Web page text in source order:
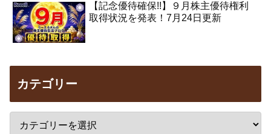
【記念優待確保!!】９月株主優待権利
取得状況を発表！7月24日更新
カテゴリー